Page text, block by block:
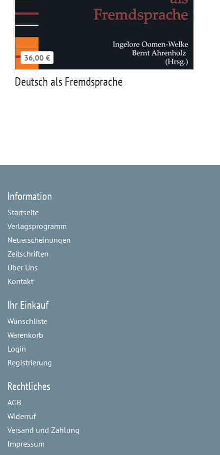
36,00 €
Deutsch als Fremdsprache
Information
Startseite
Verlagsprogramm
Neuerscheinungen
Zeitschriften
Über Uns
Kontakt
Ihr Einkauf
Wunschliste
Warenkorb
Login
Registrierung
Rechtliches
AGB
Widerruf
Versand und Zahlung
Impressum